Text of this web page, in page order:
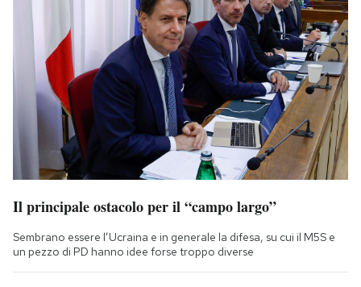
Il principale ostacolo per il “campo largo”
Sembrano essere l’Ucraina e in generale la difesa, su cui il M5S e
un pezzo di PD hanno idee forse troppo diverse